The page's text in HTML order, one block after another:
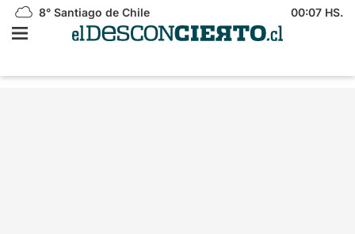
8° Santiago de Chile 00:07 HS.